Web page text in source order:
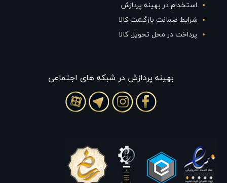
استخدام در بهینه پردازش
شرایط ضمانت بازگشت کالا
پرداخت در محل تحویل کالا
بهينه پردازش در شبکه های اجتماعی